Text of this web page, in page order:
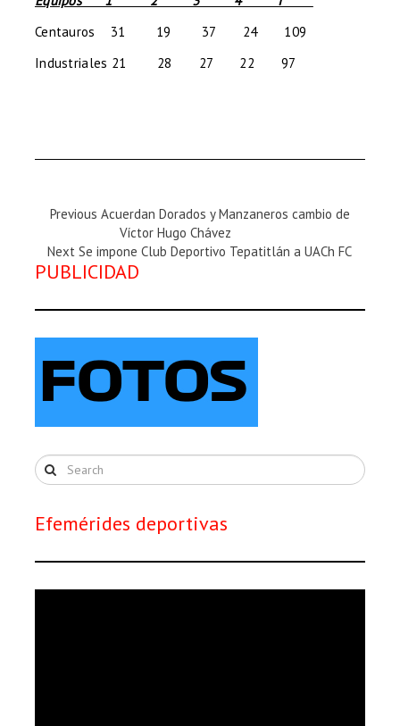
Centauros 31 19 37 24 109
Industriales 21 28 27 22 97
Previous
:
Previous Acuerdan Dorados y Manzaneros cambio de
Víctor Hugo Chávez
Next
Magazine
Next Se impone Club Deportivo Tepatitlán a UACh FC
PUBLICIDAD
Efemérides deportivas